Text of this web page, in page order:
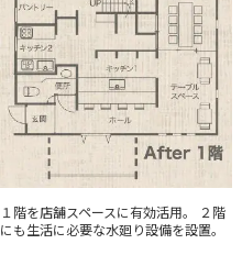
１階を店舗スペースに有効活用。 ２階
にも生活に必要な水廻り設備を設置。